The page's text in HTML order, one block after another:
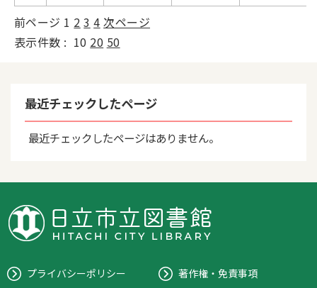
前ページ 1 2 3 4 次ページ
10 20 50
最近チェックしたページ
最近チェックしたページはありません。
プライバシーポリシー 著作権・免責事項